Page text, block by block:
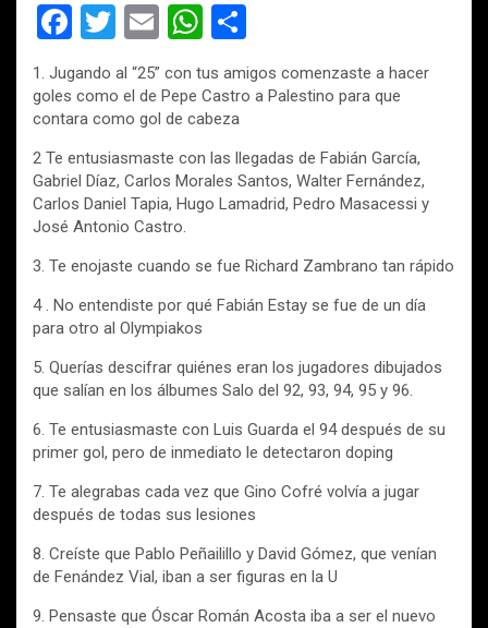
F
ce
b
o
o
k
T
wi
tt
er
E
ail
W
at
s
A
p
o
m
ar
tir
1. Jugando al “25” con tus amigos comenzaste a hacer
goles como el de Pepe Castro a Palestino para que
contara como gol de cabeza
2 Te entusiasmaste con las llegadas de Fabián García,
Gabriel Díaz, Carlos Morales Santos, Walter Fernández,
Carlos Daniel Tapia, Hugo Lamadrid, Pedro Masacessi y
José Antonio Castro.
3. Te enojaste cuando se fue Richard Zambrano tan rápido
4 . No entendiste por qué Fabián Estay se fue de un día
para otro al Olympiakos
5. Querías descifrar quiénes eran los jugadores dibujados
que salían en los álbumes Salo del 92, 93, 94, 95 y 96.
6. Te entusiasmaste con Luis Guarda el 94 después de su
primer gol, pero de inmediato le detectaron doping
7. Te alegrabas cada vez que Gino Cofré volvía a jugar
después de todas sus lesiones
8. Creíste que Pablo Peñailillo y David Gómez, que venían
de Fenández Vial, iban a ser figuras en la U
9. Pensaste que Óscar Román Acosta iba a ser el nuevo